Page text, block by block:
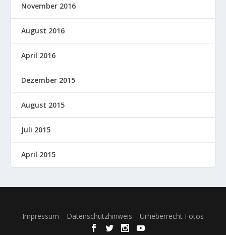
November 2016
August 2016
April 2016
Dezember 2015
August 2015
Juli 2015
April 2015
Impressum Datenschutzhinweis Urheberrecht Fotos